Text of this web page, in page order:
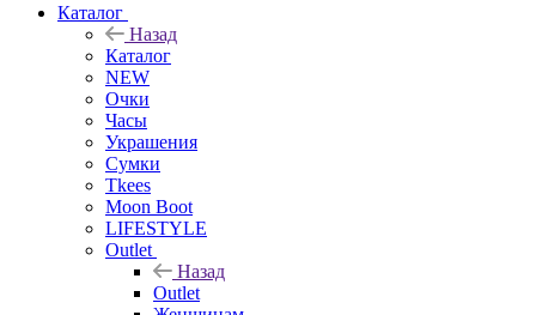
Каталог
Назад
Каталог
NEW
Очки
Часы
Украшения
Сумки
Tkees
Moon Boot
LIFESTYLE
Outlet
Назад
Outlet